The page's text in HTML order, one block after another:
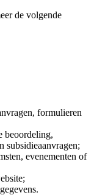
de volgende
formulieren
beoordeling,
subsidieaanvragen;
evenementen of